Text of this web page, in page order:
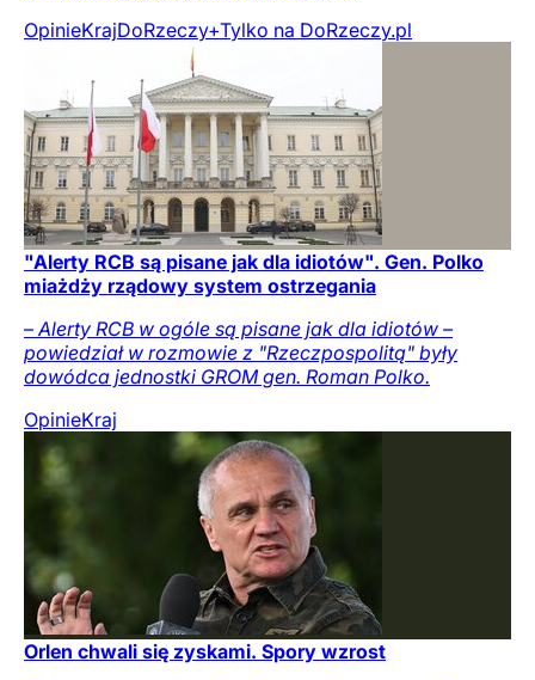
OpinieKrajDoRzeczy+Tylko na DoRzeczy.pl
"Alerty RCB są pisane jak dla idiotów". Gen. Polko
miażdży rządowy system ostrzegania
– Alerty RCB w ogóle są pisane jak dla idiotów –
powiedział w rozmowie z "Rzeczpospolitą" były
dowódca jednostki GROM gen. Roman Polko.
OpinieKraj
Orlen chwali się zyskami. Spory wzrost